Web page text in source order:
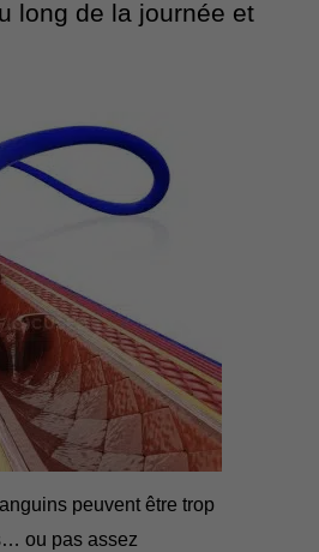
long de la journée et
peuvent être trop
ou pas assez